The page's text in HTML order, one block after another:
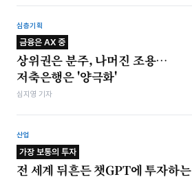
심층기획
금융은 AX 중
상위권은 분주, 나머진 조용…
저축은행은 '양극화'
심지영 기자
산업
가장 보통의 투자
전 세계 뒤흔든 챗GPT에 투자하는